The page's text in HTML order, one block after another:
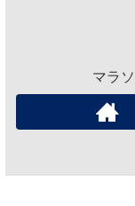
マラ